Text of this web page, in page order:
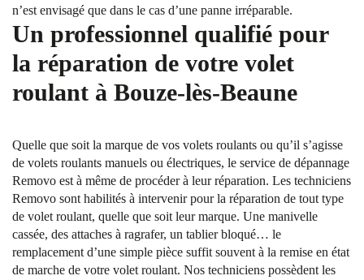
n’est envisagé que dans le cas d’une panne irréparable.
Un professionnel qualifié pour
la réparation de votre volet
roulant à Bouze-lès-Beaune
Quelle que soit la marque de vos volets roulants ou qu’il s’agisse
de volets roulants manuels ou électriques, le service de dépannage
Removo est à même de procéder à leur réparation. Les techniciens
Removo sont habilités à intervenir pour la réparation de tout type
de volet roulant, quelle que soit leur marque. Une manivelle
cassée, des attaches à ragrafer, un tablier bloqué… le
remplacement d’une simple pièce suffit souvent à la remise en état
de marche de votre volet roulant. Nos techniciens possèdent les